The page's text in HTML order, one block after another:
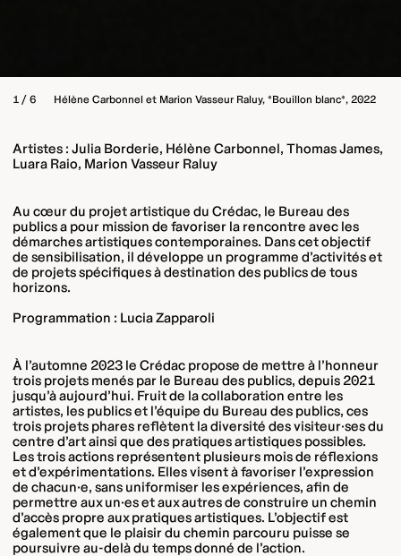
1 / 6 Hélène Carbonnel et Marion Vasseur Raluy, *Bouillon blanc*, 2022
Artistes : Julia Borderie, Hélène Carbonnel, Thomas James,
Luara Raio, Marion Vasseur Raluy
Au cœur du projet artistique du Crédac, le Bureau des
publics a pour mission de favoriser la rencontre avec les
démarches artistiques contemporaines. Dans cet objectif
de sensibilisation, il développe un programme d’activités et
de projets spécifiques à destination des publics de tous
horizons.
Programmation : Lucia Zapparoli
À l’automne 2023 le Crédac propose de mettre à l’honneur
trois projets menés par le Bureau des publics, depuis 2021
jusqu’à aujourd’hui. Fruit de la collaboration entre les
artistes, les publics et l’équipe du Bureau des publics, ces
trois projets phares reflètent la diversité des visiteur·ses du
centre d’art ainsi que des pratiques artistiques possibles.
Les trois actions représentent plusieurs mois de réflexions
et d’expérimentations. Elles visent à favoriser l’expression
de chacun·e, sans uniformiser les expériences, afin de
permettre aux un·es et aux autres de construire un chemin
d’accès propre aux pratiques artistiques. L’objectif est
également que le plaisir du chemin parcouru puisse se
poursuivre au-delà du temps donné de l’action.